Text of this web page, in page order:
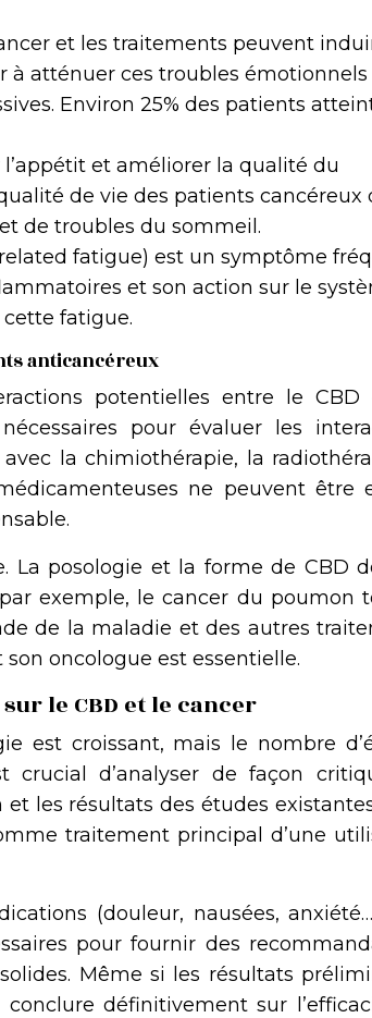
et les traitements peuvent
à atténuer ces troubles émotionnels
Environ 25% des patients
et améliorer la qualité du
de vie des patients cancéreux
de troubles du sommeil.
fatigue) est un symptôme
et son action sur le
fatigue.
anticancéreux
potentielles entre le CBD
pour évaluer les
la chimiothérapie, la
ne peuvent être
La posologie et la forme de CBD
exemple, le cancer du poumon
de la maladie et des autres
oncologue est essentielle.
le CBD et le cancer
est croissant, mais le nombre
d’analyser de façon
les résultats des études
traitement principal d’une
(douleur, nausées,
pour fournir des
Même si les résultats
définitivement sur